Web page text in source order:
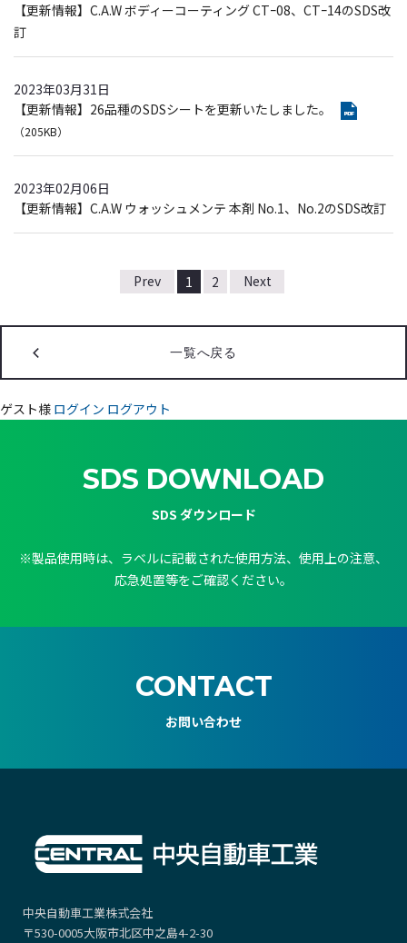
【更新情報】C.A.W ボディーコーティング CTｰ08、CTｰ14のSDS改
訂
2023年03月31日
【更新情報】26品種のSDSシートを更新いたしました。
（205KB）
2023年02月06日
【更新情報】C.A.W ウォッシュメンテ 本剤 No.1、No.2のSDS改訂
1 2
一覧へ戻る
ゲスト様 ログイン ログアウト
SDS DOWNLOAD
SDS ダウンロード
※製品使用時は、ラベルに記載された使用方法、使用上の注意、
応急処置等をご確認ください。
CONTACT
お問い合わせ
中央自動車工業株式会社
〒530-0005大阪市北区中之島4-2-30